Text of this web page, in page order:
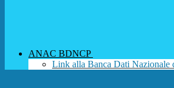
ANAC BDNCP
Link alla Banca Dati Nazionale